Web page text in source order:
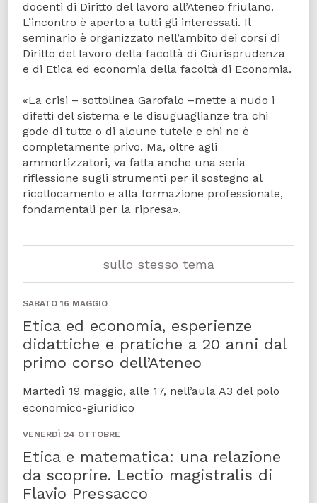
docenti di Diritto del lavoro all’Ateneo friulano.
L’incontro è aperto a tutti gli interessati. Il
seminario è organizzato nell’ambito dei corsi di
Diritto del lavoro della facoltà di Giurisprudenza
e di Etica ed economia della facoltà di Economia.
«La crisi – sottolinea Garofalo –mette a nudo i
difetti del sistema e le disuguaglianze tra chi
gode di tutte o di alcune tutele e chi ne è
completamente privo. Ma, oltre agli
ammortizzatori, va fatta anche una seria
riflessione sugli strumenti per il sostegno al
ricollocamento e alla formazione professionale,
fondamentali per la ripresa».
sullo stesso tema
SABATO 16 MAGGIO
Etica ed economia, esperienze
didattiche e pratiche a 20 anni dal
primo corso dell’Ateneo
Martedì 19 maggio, alle 17, nell’aula A3 del polo
economico-giuridico
VENERDÌ 24 OTTOBRE
Etica e matematica: una relazione
da scoprire. Lectio magistralis di
Flavio Pressacco